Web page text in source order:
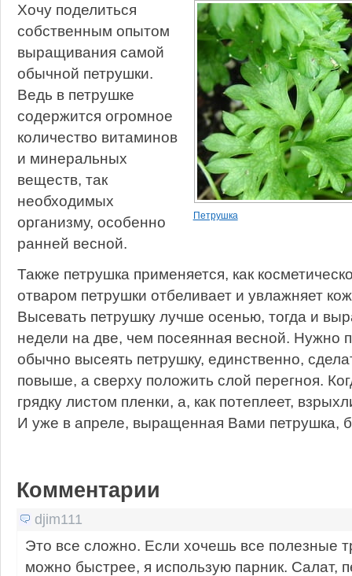
Петрушка
Хочу поделиться
собственным опытом
выращивания самой
обычной петрушки.
Ведь в петрушке
содержится огромное
количество витаминов
и минеральных
веществ, так
необходимых
организму, особенно
ранней весной.
Также петрушка применяется, как
отваром петрушки отбеливает и увлажняет
Высевать петрушку лучше осенью, тогда и
недели на две, чем посеянная весной. Нужно
обычно высеять петрушку, единственно,
повыше, а сверху положить слой перегноя.
грядку листом пленки, а, как потеплеет,
И уже в апреле, выращенная Вами петрушка,
Комментарии
djim111
Это все сложно. Если хочешь все полезные
можно быстрее, я использую парник. Салат,